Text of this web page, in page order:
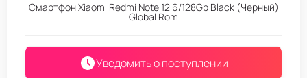
Смартфон Xiaomi Redmi Note 12 6/128Gb Black (Черный)
Global Rom
Уведомить о поступлении